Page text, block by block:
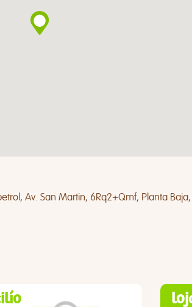
Av. San Martin, 6Rq2+Qmf, Planta